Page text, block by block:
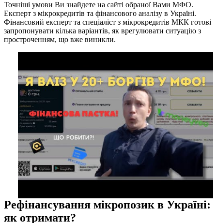
Точніші умови Ви знайдете на сайті обраної Вами МФО.
Експерт з мікрокредитів та фінансового аналізу в Україні.
Фінансовий експерт та спеціаліст з мікрокредитів МКК готові
запропонувати кілька варіантів, як врегулювати ситуацію з
простроченням, що вже виникли.
Рефінансування мікропозик в Україні:
як отримати?